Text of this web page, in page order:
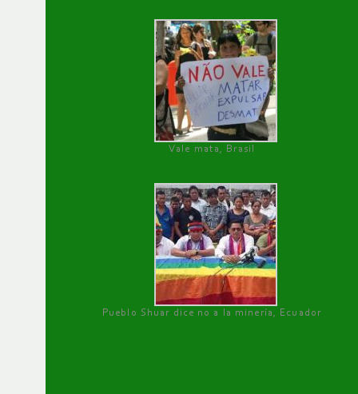
Vale mata, Brasil
Pueblo Shuar dice no a la minería, Ecuador